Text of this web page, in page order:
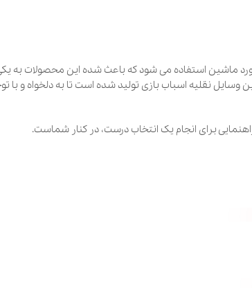
می شود که باعث شده این محصولات به یکی از
بازی تولید شده است تا به دلخواه و با توجه به
انجام یک انتخاب درست، در کنار شماست.